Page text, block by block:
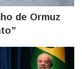
de Ormuz